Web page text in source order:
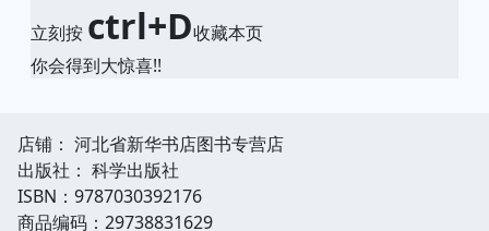
立刻按 ctrl+D收藏本页
你会得到大惊喜!!
店铺： 河北省新华书店图书专营店
出版社： 科学出版社
ISBN：9787030392176
商品编码：29738831629